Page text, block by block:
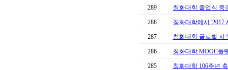
289 칭화대학 졸업식 풍
288 칭화대학에서 '2017
287 칭화대학 글로벌 지
286 칭화대학 MOOC플
285 칭화대학 106주년